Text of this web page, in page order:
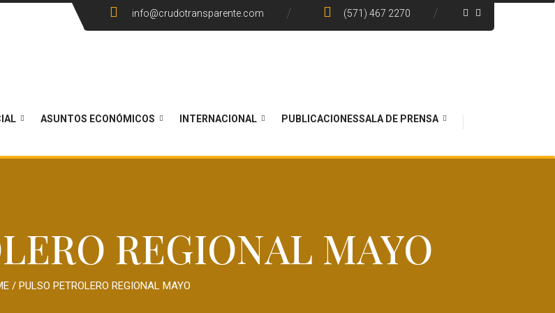
info@crudotransparente.com (571) 467 2270
ASUNTOS ECONÓMICOS INTERNACIONAL PUBLICACIONESSALA DE PRENSA
REGIONAL MAYO
/ PULSO PETROLERO REGIONAL MAYO